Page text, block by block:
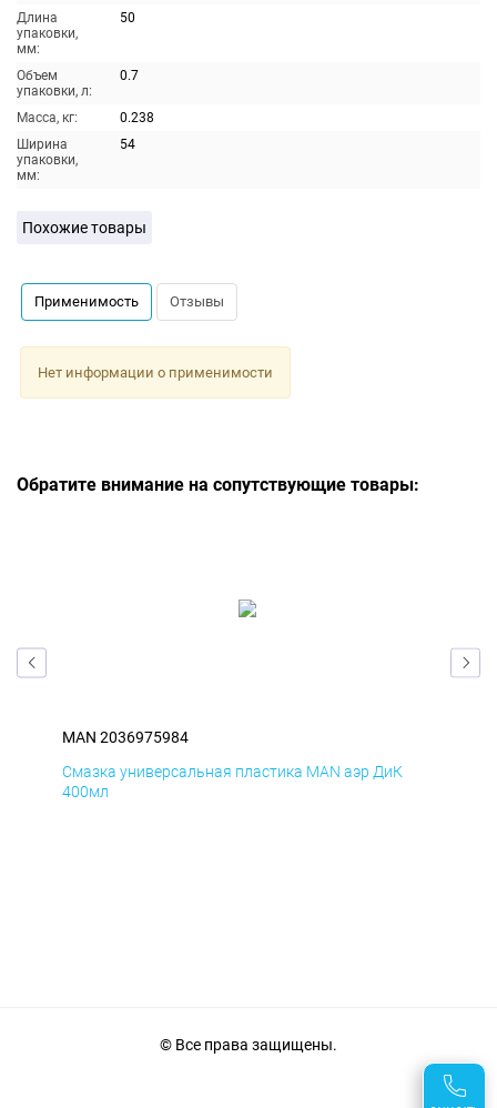
Длина
упаковки,
мм:
50
Объем
упаковки, л:
0.7
Масса, кг:
0.238
Ширина
упаковки,
мм:
54
Похожие товары
Применимость Отзывы
Нет информации о применимости
Обратите внимание на сопутствующие товары:
MAN 2036975984
Смазка универсальная пластика MAN аэр ДиК
400мл
© Все права защищены.